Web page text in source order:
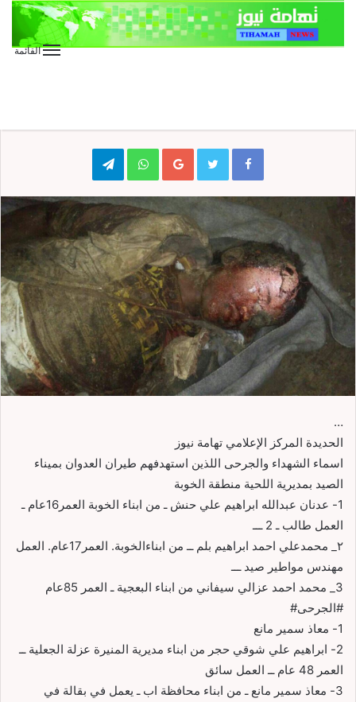
القائمة
Google+
WhatsApp
Telegram
…
الحديدة المركز الإعلامي تهامة نيوز
اسماء الشهداء والجرحى اللذين استهدفهم طيران العدوان بميناء
الصيد بمديرية اللحية منطقة الخوبة
1- عدنان عبدالله ابراهيم علي حنش ـ من ابناء الخوبة العمر16عام ـ
العمل طالب ـ 2 ـــ
٢_ محمدعلي احمد ابراهيم بلم ــ من ابناءالخوبة. العمر17عام. العمل
مهندس مواطير صيد ـــ
3_ محمد احمد عزالي سيفاني من ابناء البعجية ـ العمر 85عام
#الجرحى#
1- معاذ سمير مانع
2- ابراهيم علي شوقي حجر من ابناء مديرية المنيرة عزلة الجعلية ــ
العمر 48 عام ــ العمل سائق
3- معاذ سمير مانع ـ من ابناء محافظة اب ـ يعمل في بقالة في